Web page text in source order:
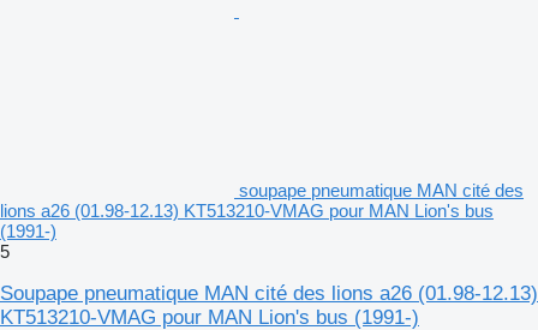
soupape pneumatique MAN cité des
lions a26 (01.98-12.13) KT513210-VMAG pour MAN Lion's bus
(1991-)
5
Soupape pneumatique MAN cité des lions a26 (01.98-12.13)
KT513210-VMAG pour MAN Lion's bus (1991-)